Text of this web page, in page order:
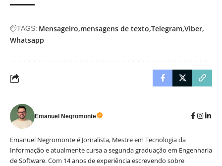
TAGS: Mensageiro mensagens de texto Telegram Viber
Whatsapp
Emanuel Negromonte
Emanuel Negromonte é Jornalista, Mestre em Tecnologia da
Informação e atualmente cursa a segunda graduação em Engenharia
de Software. Com 14 anos de experiência escrevendo sobre